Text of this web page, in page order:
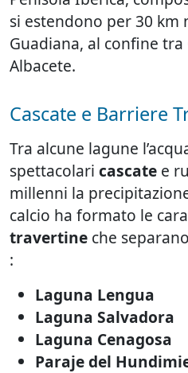
si estendono per 30 km
Guadiana, al confine tra
Albacete.
Cascate e Barriere
Tra alcune lagune
spettacolari cascate e
millenni la
calcio ha formato le
travertine che
:
Laguna Lengua
Laguna Salvadora
Laguna Cenagosa
Paraje del